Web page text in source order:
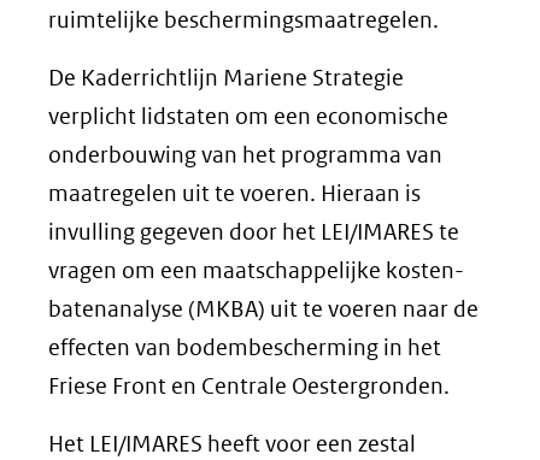
ruimtelijke beschermingsmaatregelen.
De Kaderrichtlijn Mariene Strategie
verplicht lidstaten om een economische
onderbouwing van het programma van
maatregelen uit te voeren. Hieraan is
invulling gegeven door het LEI/IMARES te
vragen om een maatschappelijke kosten-
batenanalyse (MKBA) uit te voeren naar de
effecten van bodembescherming in het
Friese Front en Centrale Oestergronden.
Het LEI/IMARES heeft voor een zestal